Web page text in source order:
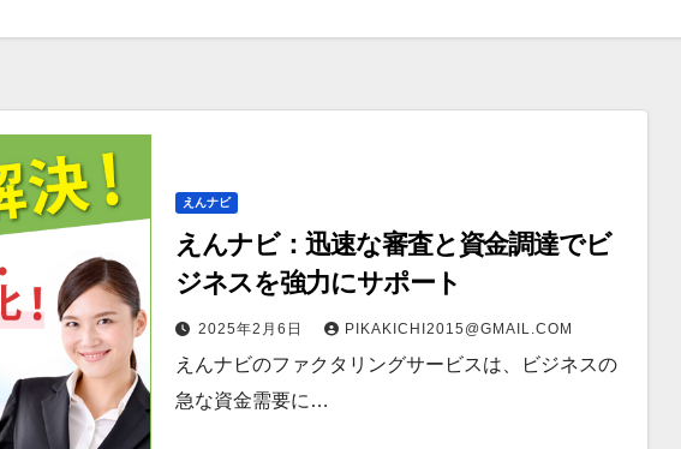
えんナビ
えんナビ：迅速な審査と資金調達でビ
ジネスを強力にサポート
2025年2月6日 PIKAKICHI2015@GMAIL.COM
えんナビのファクタリングサービスは、ビジネスの
急な資金需要に…